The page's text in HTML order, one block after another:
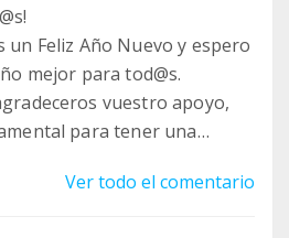
Feliz Año Nuevo y espero
mejor para tod@s.
vuestro apoyo,
para tener una
de muchas citas
Ver todo el comentario